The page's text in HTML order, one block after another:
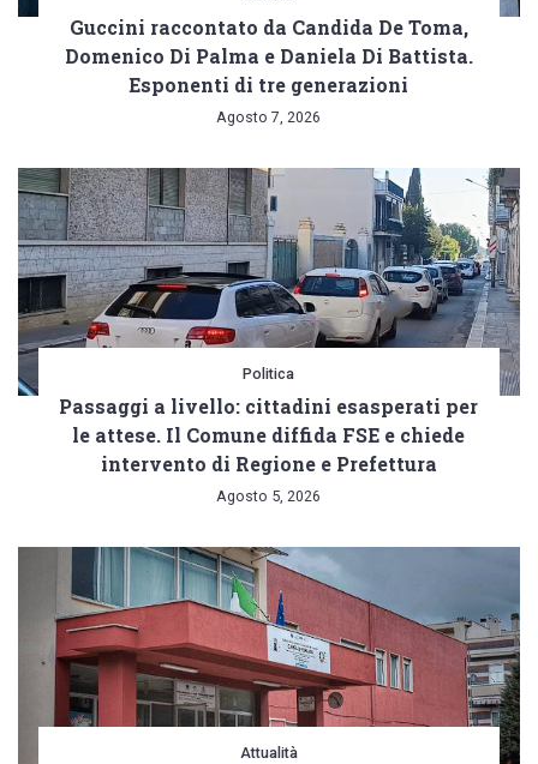
Guccini raccontato da Candida De Toma,
Domenico Di Palma e Daniela Di Battista.
Esponenti di tre generazioni
Agosto 7, 2026
Politica
Passaggi a livello: cittadini esasperati per
le attese. Il Comune diffida FSE e chiede
intervento di Regione e Prefettura
Agosto 5, 2026
Attualità